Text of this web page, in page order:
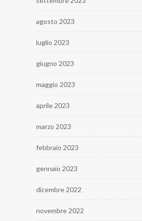
agosto 2023
luglio 2023
giugno 2023
maggio 2023
aprile 2023
marzo 2023
febbraio 2023
gennaio 2023
dicembre 2022
novembre 2022